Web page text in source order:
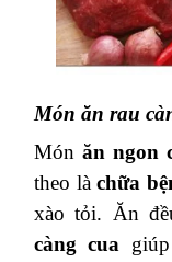
Món ăn rau
Món ăn ngon
theo làchữa
xào tỏi. Ăn
càng cua